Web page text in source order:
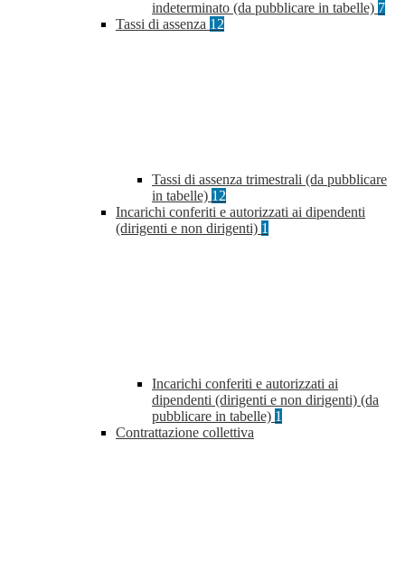
indeterminato (da pubblicare in tabelle) 7
Tassi di assenza 12
Tassi di assenza trimestrali (da pubblicare
in tabelle) 12
Incarichi conferiti e autorizzati ai dipendenti
(dirigenti e non dirigenti) 1
Incarichi conferiti e autorizzati ai
dipendenti (dirigenti e non dirigenti) (da
pubblicare in tabelle) 1
Contrattazione collettiva